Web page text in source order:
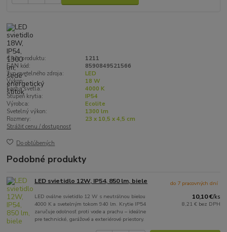
Číslo produktu:
1211
EAN kód:
8590849521566
Typ svetelného zdroja:
LED
Výkon:
18 W
Farba svetla:
4000 K
Stupeň krytia:
IP54
Výrobca:
Ecolite
Svetelný výkon:
1300 lm
Rozmery:
23 x 10,5 x 4,5 cm
Strážiť cenu / dostupnosť
Do obľúbených
Podobné produkty
LED svietidlo 12W, IP54, 850 lm, biele
LED oválne svietidlo 12 W s neutrálnou bielou
4000 K a svetelným tokom 940 lm. Krytie IP54
zaručuje odolnosť proti vode a prachu – ideálne
pre technické, garážové a exteriérové priestory.
10,10 €/ks
8,21 € bez DPH
do 7 pracovných dní